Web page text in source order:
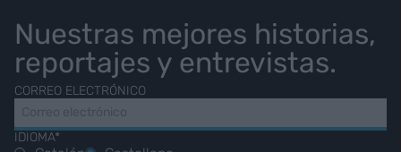
Nuestras mejores historias,
reportajes y entrevistas.
CORREO ELECTRÓNICO
IDIOMA*